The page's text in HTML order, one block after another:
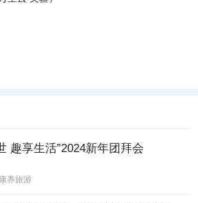
趣享生活”2024新年团拜会
康养旅游